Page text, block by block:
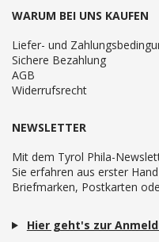
WARUM BEI UNS KAUFEN
Liefer- und
Sichere Bezahlung
AGB
Widerrufsrecht
NEWSLETTER
Mit dem Tyrol Phila-
Sie erfahren aus erster
Briefmarken, Postkarten
Hier geht's zur